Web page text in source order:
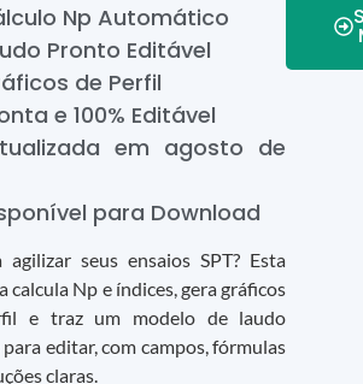
Np Automático
Pronto Editável
de Perfil
e 100% Editável
em agosto de
para Download
agilizar seus ensaios SPT? Esta
calcula Np e índices, gera gráficos
e traz um modelo de laudo
editar, com campos, fórmulas
claras.